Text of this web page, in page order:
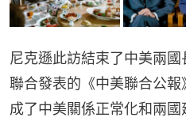
尼克遜此訪結束了中美兩
聯合發表的《中美聯合公
成了中美關係正常化和兩